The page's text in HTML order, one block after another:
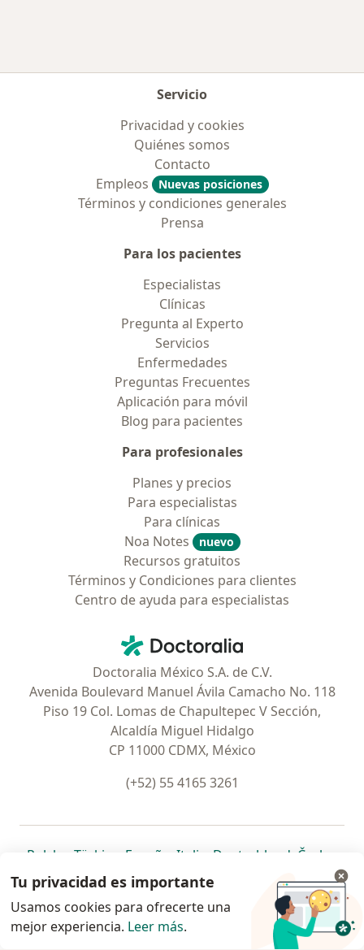
Servicio
Privacidad y cookies
Quiénes somos
Contacto
Empleos
Nuevas posiciones
Términos y condiciones generales
Prensa
Para los pacientes
Especialistas
Clínicas
Pregunta al Experto
Servicios
Enfermedades
Preguntas Frecuentes
Aplicación para móvil
Blog para pacientes
Para profesionales
Planes y precios
Para especialistas
Para clínicas
Noa Notes
nuevo
Recursos gratuitos
Términos y Condiciones para clientes
Centro de ayuda para especialistas
Doctoralia - Página de inicio
Doctoralia México S.A. de C.V.
Avenida Boulevard Manuel Ávila Camacho No. 118
Piso 19 Col. Lomas de Chapultepec V Sección,
Alcaldía Miguel Hidalgo
CP 11000 CDMX, México
(+52) 55 4165 3261
Polska se abre en una nueva pestaña
Türkiye se abre en una nueva pestaña
España se abre en una nueva pestaña
Italia se abre en una nueva
Deutschlandse abre en
Česko
Portugal
se abre en una nueva pestaña
México se abre en una nueva pestaña
Chile se abre en una nueva pestaña
Brasil se abre en una nueva
se abre en
se
se abre en una nueva
www.doctoralia.com.mx © 2026 - Encuentra tu
Tu privacidad es importante
Usamos cookies para ofrecerte una
mejor experiencia. Leer más.